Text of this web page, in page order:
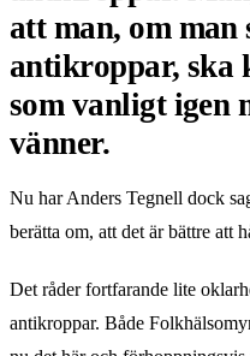
att man, om
antikroppar, ska
som vanligt igen
vänner.
Nu har Anders Tegnell dock
berätta om, att det är bättre att
Det råder fortfarande lite
antikroppar. Både